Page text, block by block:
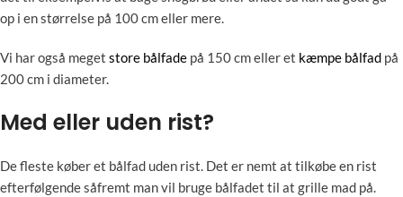
op i en størrelse på 100 cm eller mere.
Vi har også meget store bålfade på 150 cm eller et kæmpe bålfad på
200 cm i diameter.
Med eller uden rist?
De fleste køber et bålfad uden rist. Det er nemt at tilkøbe en rist
efterfølgende såfremt man vil bruge bålfadet til at grille mad på.